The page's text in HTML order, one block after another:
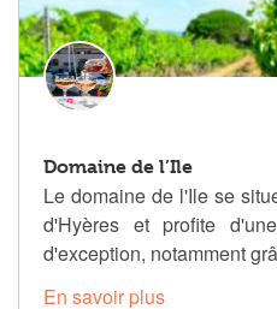
Domaine de l’Ile
Le domaine de l'Ile se
d'Hyères et profite
d'exception, notamment
En savoir plus